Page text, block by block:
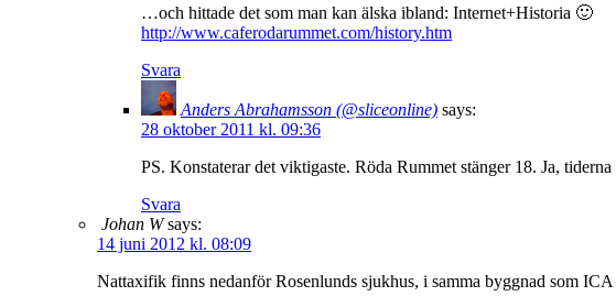
…och hittade det som man kan älska ibland: Internet+Historia 🙂
http://www.caferodarummet.com/history.htm
Svara
Anders Abrahamsson (@sliceonline) says:
28 oktober 2011 kl. 09:36
PS. Konstaterar det viktigaste. Röda Rummet stänger 18. Ja,
Svara
Johan W says:
14 juni 2012 kl. 08:09
Nattaxifik finns nedanför Rosenlunds sjukhus, i samma byggnad som